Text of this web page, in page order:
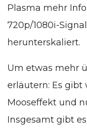
Plasma mehr
720p/1080i-
herunterskaliert.
Um etwas mehr
erläutern: Es
Mooseffekt und
Insgesamt gibt